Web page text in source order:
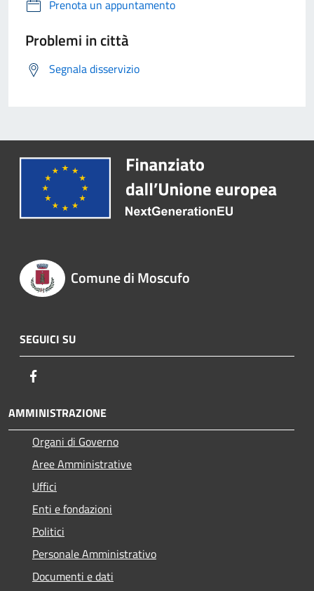
Prenota un appuntamento
Problemi in città
Segnala disservizio
Comune di Moscufo
SEGUICI SU
AMMINISTRAZIONE
Organi di Governo
Aree Amministrative
Uffici
Enti e fondazioni
Politici
Personale Amministrativo
Documenti e dati